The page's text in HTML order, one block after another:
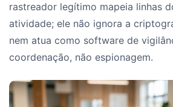
rastreador legítimo mapeia linhas
atividade; ele não ignora a
nem atua como software de
coordenação, não espionagem.